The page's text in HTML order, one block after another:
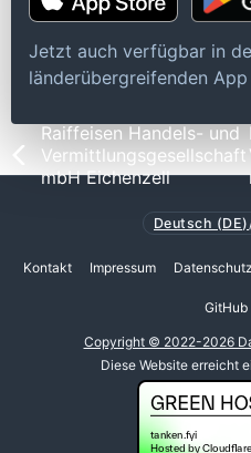
Jetzt auch verfügbar in
länderübergreifenden App
Raiffeisen Handels- und
Vermittlungsgesellschaft
mbH Eichenzell
Deutsch (DE)
Kontakt Impressum Datenschutz
GitHub
Copyright © 2022-2026
Diese Website erreicht